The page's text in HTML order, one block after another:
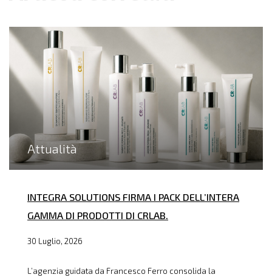
Attualità
INTEGRA SOLUTIONS FIRMA I PACK DELL’INTERA
GAMMA DI PRODOTTI DI CRLAB.
30 Luglio, 2026
L’agenzia guidata da Francesco Ferro consolida la